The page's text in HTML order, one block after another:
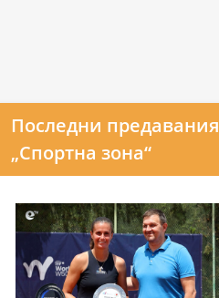
Последни предавания
„Спортна зона“